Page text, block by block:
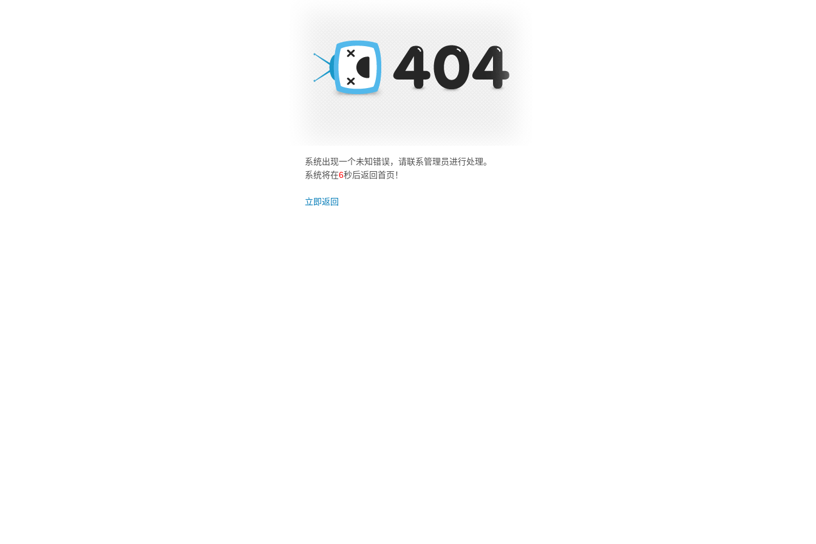
系统出现一个未知错误，请联系管理员进行处理。
系统将在6秒后返回首页！
立即返回